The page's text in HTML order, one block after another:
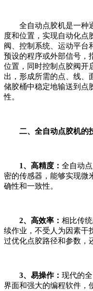
全自动点胶机是一种通
度和位置，实现自动化点
阀、控制系统、运动平台
预设的程序或外部信号，
位置，同时控制点胶阀开
出，形成所需的点、线、
储胶桶中稳定地输送到点
性。
二、全自动点胶机的
1、高精度： 全自动
密的传感器，能够实现微
确性和一致性。
2、高效率： 相比传
续作业，不受人为因素干
过优化点胶路径和参数，
3、易操作： 现代的
界面和强大的编程软件，